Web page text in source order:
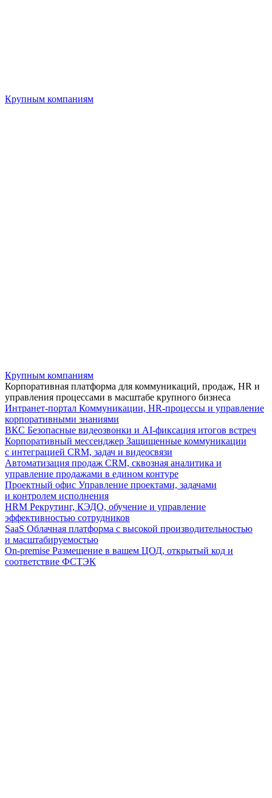
Крупным компаниям
Крупным компаниям
Корпоративная платформа для коммуникаций, продаж, HR и
управления процессами в масштабе крупного бизнеса
Интранет-портал Коммуникации, HR-процессы и управление
корпоративными знаниями
ВКС Безопасные видеозвонки и AI-фиксация итогов встреч
Корпоративный мессенджер Защищенные коммуникации
с интеграцией CRM, задач и видеосвязи
Автоматизация продаж CRM, сквозная аналитика и
управление продажами в едином контуре
Проектный офис Управление проектами, задачами
и контролем исполнения
HRM Рекрутинг, КЭДО, обучение и управление
эффективностью сотрудников
SaaS Облачная платформа с высокой производительностью
и масштабируемостью
On-premise Размещение в вашем ЦОД, открытый код и
соответствие ФСТЭК